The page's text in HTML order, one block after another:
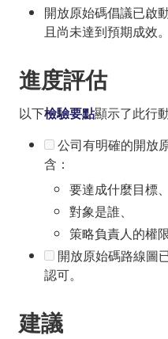
開放原始碼倡議已啟
且尚未達到預期成效。
進度評估
以下檢驗要點顯示了此行
公司有明確的開放
含：
要達成什麼目標、
對象是誰、
策略負責人的權
開放原始碼路線圖
認可。
建議